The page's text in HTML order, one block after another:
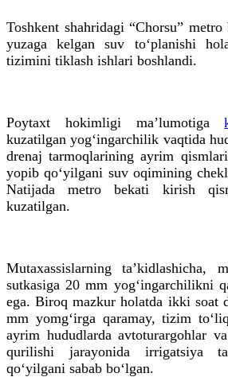
Toshkent shahridagi “Chorsu”
yuzaga kelgan suv to‘planishi
tizimini tiklash ishlari boshlandi.
Poytaxt hokimligi ma’lumotiga
kuzatilgan yog‘ingarchilik vaqtida
drenaj tarmoqlarining ayrim
yopib qo‘yilgani suv oqimining
Natijada metro bekati kirish
kuzatilgan.
Mutaxassislarning ta’kidlashicha,
sutkasiga 20 mm yog‘ingarchilikni
ega. Biroq mazkur holatda ikki soat
mm yomg‘irga qaramay, tizim
ayrim hududlarda avtoturargohlar
qurilishi jarayonida irrigatsiya
qo‘yilgani sabab bo‘lgan.